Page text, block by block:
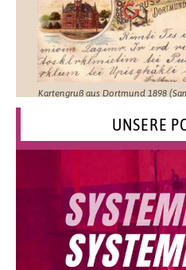
Kartengruß aus Dortmund 1898
UNSERE